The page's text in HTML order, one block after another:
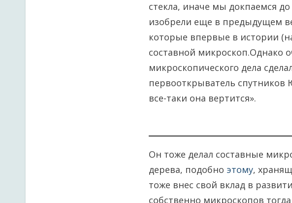
стекла, иначе мы докпаемся
изобрели еще в предыдущем
которые впервые в истории
составной микроскоп.Однако
микроскопического дела
первооткрыватель спутников
все-таки она вертится».
Он тоже делал составные
дерева, подобно этому,
тоже внес свой вклад в
собственно микроскопов